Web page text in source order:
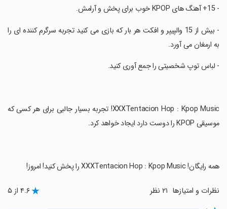
‏- 15+ آهنگ های KPOP خوب برای پخش و آرامش.
‏- بیش از 15 والپیپر و افکت هر بار که بازی می کنید تجربه سرگرم کننده ای را
به ارمغان می آورد.
‏- لباس توپ شخصیتی را جمع آوری کنید.
‏XXXTentacion Hop : Kpop Music! تجربه بسیار جالبی برای هر کسی که
موسیقی KPOP را دوست دارد ایجاد خواهد کرد.
‏همه رایگان! XXXTentacion Hop : Kpop Music را پخش کنید! امروز!
نظرات و امتیازها ۴.۶ از ۵